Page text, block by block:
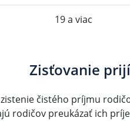
19 a viac
Zisťovanie
čistého príjmu
rodičov preukázať ich